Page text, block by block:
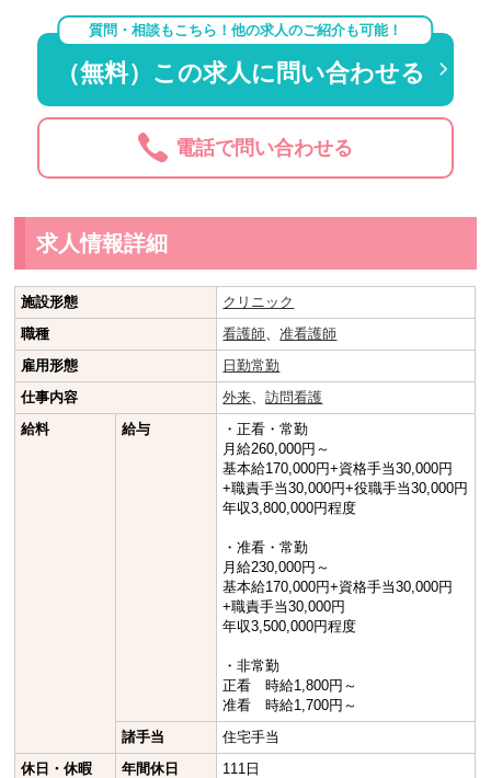
質問・相談もこちら！他の求人のご紹介も可能！
（無料）この求人に問い合わせる
電話で問い合わせる
求人情報詳細
施設形態
クリニック
職種
看護師 、准看護師
雇用形態
日勤常勤
仕事内容
外来 、訪問看護
給料
給与
・正看・常勤
月給260,000円～
基本給170,000円+資格手当30,000円
+職責手当30,000円+役職手当30,000円
年収3,800,000円程度
・准看・常勤
月給230,000円～
基本給170,000円+資格手当30,000円
+職責手当30,000円
年収3,500,000円程度
・非常勤
正看 時給1,800円～
准看 時給1,700円～
諸手当
住宅手当
休日・休暇
年間休日
111日